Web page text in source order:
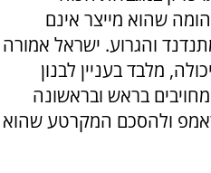
שהוא מייצר אינם
והגרוע. ישראל אמורה
מלבד בעניין לבנון
בראש ובראשונה
ולהסכם המקרטע שהוא